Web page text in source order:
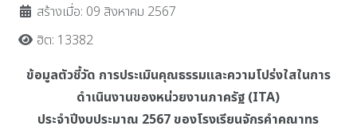
สร้างเมื่อ: 09 สิงหาคม 2567
ฮิต: 13382
ข้อมูลตัวชี้วัด การประเมินคุณธรรมและความโปร่งใสในการ
ดำเนินงานของหน่วยงานภาครัฐ (ITA)
ประจำปีงบประมาณ 2567 ของโรงเรียนจักรคำคณาทร